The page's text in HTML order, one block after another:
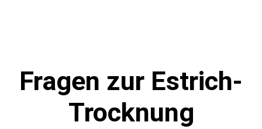
Fragen zur Estrich-
Trocknung